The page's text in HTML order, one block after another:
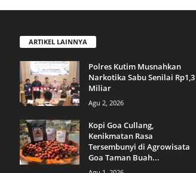
ARTIKEL LAINNYA
Polres Kutim Musnahkan
Narkotika Sabu Senilai Rp1,3
Miliar
Agu 2, 2026
Kopi Goa Cullang,
Kenikmatan Rasa
Tersembunyi di Agrowisata
Goa Taman Buah...